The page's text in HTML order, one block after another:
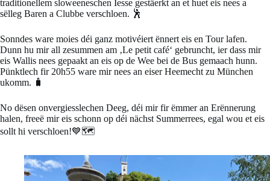
traditionellem sloweeneschen Iesse gestäerkt an et huet eis nees a
sëlleg Baren a Clubbe verschloen. 🕺
Sonndes ware moies déi ganz motivéiert ënnert eis en Tour lafen.
Dunn hu mir all zesummen am ‚Le petit café‘ gebruncht, ier dass mir
eis Wallis nees gepaakt an eis op de Wee bei de Bus gemaach hunn.
Pünktlech fir 20h55 ware mir nees an eiser Heemecht zu München
ukomm. 🧳
No dësen onvergiesslechen Deeg, déi mir fir ëmmer an Erënnerung
halen, freeë mir eis schonn op déi nächst Summerrees, egal wou et eis
sollt hi verschloen!💙🗺️